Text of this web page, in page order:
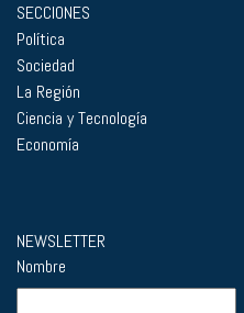
SECCIONES
Política
Sociedad
La Región
Ciencia y Tecnología
Economía
NEWSLETTER
Nombre